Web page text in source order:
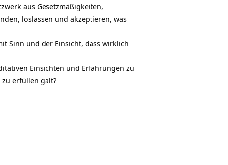
aus Gesetzmäßigkeiten,
loslassen und akzeptieren, was
Sinn und der Einsicht, dass wirklich
Einsichten und Erfahrungen zu
zu erfüllen galt?